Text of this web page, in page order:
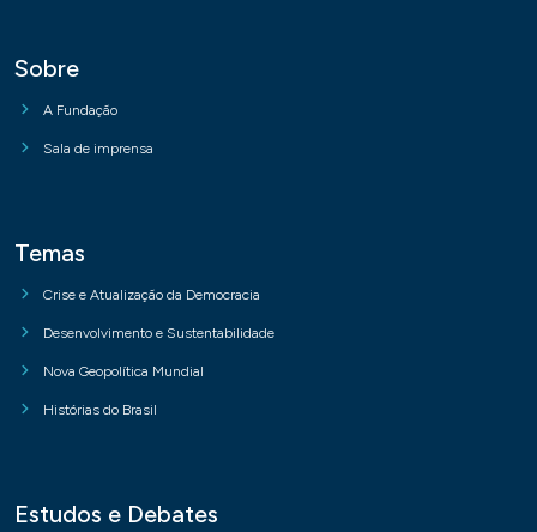
Sobre
A Fundação
Sala de imprensa
Temas
Crise e Atualização da Democracia
Desenvolvimento e Sustentabilidade
Nova Geopolítica Mundial
Histórias do Brasil
Estudos e Debates